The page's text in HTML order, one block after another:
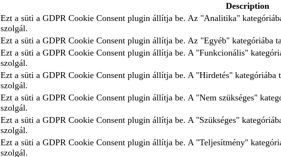
Description
Ezt a süti a GDPR Cookie Consent plugin állítja be. Az "Analitika"
szolgál.
Ezt a süti a GDPR Cookie Consent plugin állítja be. Az "Egyéb" kategóriába
Ezt a süti a GDPR Cookie Consent plugin állítja be. A "Funkcionális"
szolgál.
Ezt a süti a GDPR Cookie Consent plugin állítja be. A "Hirdetés" kategóriába
szolgál.
Ezt a süti a GDPR Cookie Consent plugin állítja be. A "Nem szükséges"
szolgál.
Ezt a süti a GDPR Cookie Consent plugin állítja be. A "Szükséges"
szolgál.
Ezt a süti a GDPR Cookie Consent plugin állítja be. A "Teljesítmény"
szolgál.